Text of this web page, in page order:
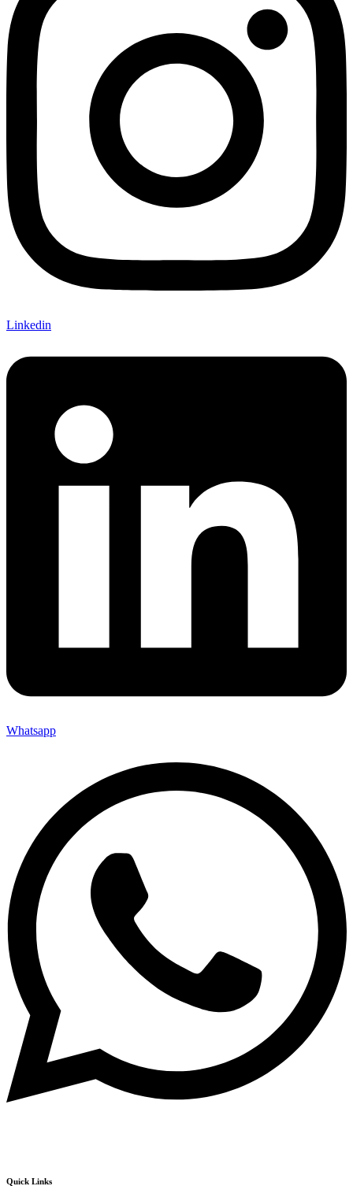
Linkedin
Whatsapp
Quick Links